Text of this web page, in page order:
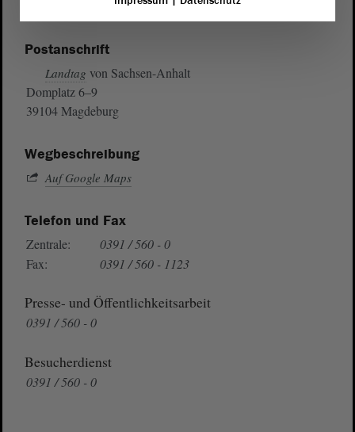
Postanschrift
Landtag von Sachsen-Anhalt
Domplatz 6–9
39104 Magdeburg
Wegbeschreibung
Auf Google Maps
Telefon und Fax
Zentrale:
0391 / 560 - 0
Fax:
0391 / 560 - 1123
Presse- und Öffentlichkeitsarbeit
0391 / 560 - 0
Besucherdienst
0391 / 560 - 0